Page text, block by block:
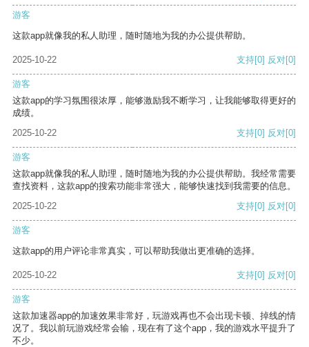
游客
这款app就像我的私人助理，随时随地为我的办公提供帮助。
2025-10-22 支持[0] 反对[0]
游客
这款app的学习氛围很浓厚，能够激励我不断学习，让我能够取得更好的
成绩。
2025-10-22
支持[0] 反对[0]
游客
这款app就像我的私人助理，随时随地为我的办公提供帮助。我经常需要
查找资料，这款app的搜索功能非常强大，能够快速找到我需要的信息。
2025-10-22
支持[0] 反对[0]
游客
这款app的用户评论非常真实，可以帮助我做出更准确的选择。
2025-10-22 支持[0] 反对[0]
游客
这款加速器app的加速效果非常好，玩游戏再也不会出现卡顿、掉线的情
况了。我以前玩游戏经常会输，现在有了这个app，我的游戏水平提升了
不少。